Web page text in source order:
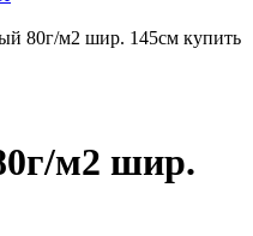
80г/м2 шир. 145см купить
м2 шир.